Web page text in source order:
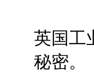
英国工
秘密。